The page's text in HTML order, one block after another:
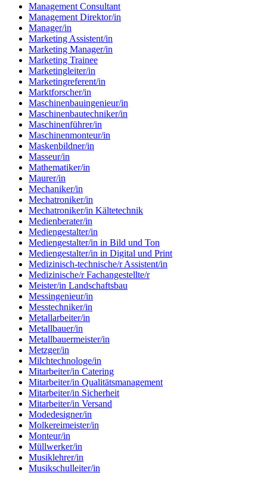
Management Consultant
Management Direktor/in
Manager/in
Marketing Assistent/in
Marketing Manager/in
Marketing Trainee
Marketingleiter/in
Marketingreferent/in
Marktforscher/in
Maschinenbauingenieur/in
Maschinenbautechniker/in
Maschinenführer/in
Maschinenmonteur/in
Maskenbildner/in
Masseur/in
Mathematiker/in
Maurer/in
Mechaniker/in
Mechatroniker/in
Mechatroniker/in Kältetechnik
Medienberater/in
Mediengestalter/in
Mediengestalter/in in Bild und Ton
Mediengestalter/in in Digital und Print
Medizinisch-technische/r Assistent/in
Medizinische/r Fachangestellte/r
Meister/in Landschaftsbau
Messingenieur/in
Messtechniker/in
Metallarbeiter/in
Metallbauer/in
Metallbauermeister/in
Metzger/in
Milchtechnologe/in
Mitarbeiter/in Catering
Mitarbeiter/in Qualitätsmanagement
Mitarbeiter/in Sicherheit
Mitarbeiter/in Versand
Modedesigner/in
Molkereimeister/in
Monteur/in
Müllwerker/in
Musiklehrer/in
Musikschulleiter/in